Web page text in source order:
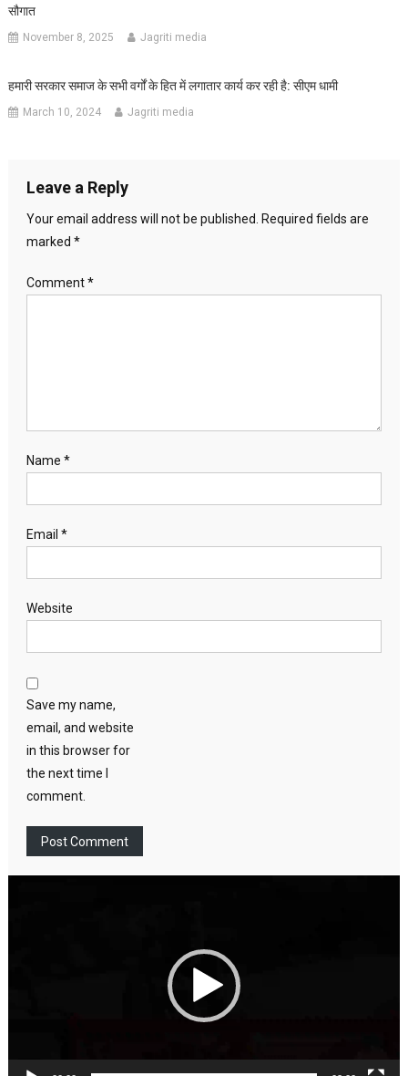
सौगात
November 8, 2025 Jagriti media
हमारी सरकार समाज के सभी वर्गों के हित में लगातार कार्य कर रही है: सीएम धामी
March 10, 2024 Jagriti media
Leave a Reply
Your email address will not be published.
Required fields are
marked *
Comment*
Name *
Email *
Website
Save my name,
email, and website
in this browser for
the next time I
comment.